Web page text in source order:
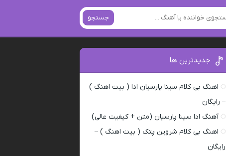
جستجو
جدیدترین ها
اهنگ بی کلام سینا پارسیان ادا ( بیت اهنگ )
– رایگان
آهنگ ادا سینا پارسیان (متن + کیفیت عالی)
اهنگ بی کلام شروین پتک ( بیت اهنگ ) –
رایگان